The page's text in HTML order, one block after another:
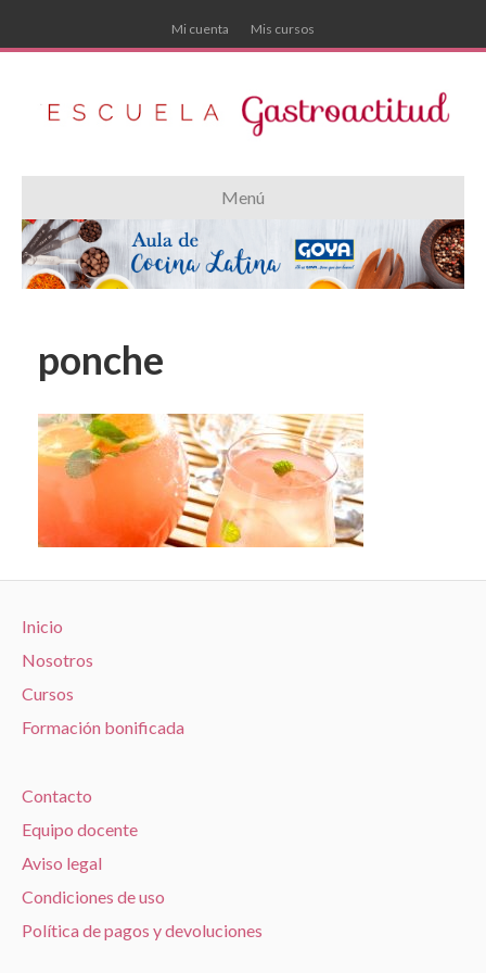
Mi cuenta Mis cursos
Menú
ponche
Inicio
Nosotros
Cursos
Formación bonificada
Contacto
Equipo docente
Aviso legal
Condiciones de uso
Política de pagos y devoluciones